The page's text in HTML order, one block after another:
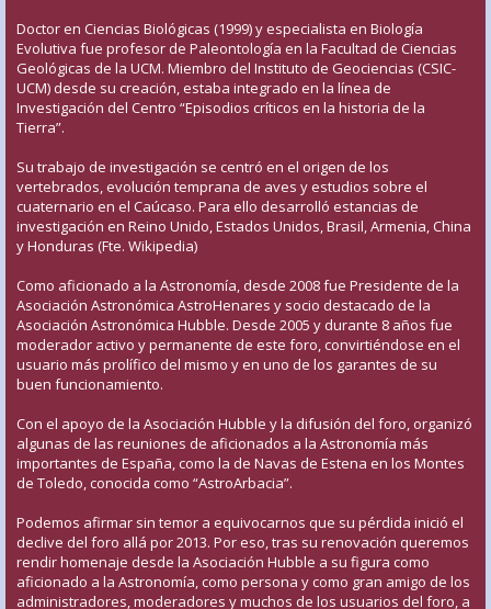
Doctor en Ciencias Biológicas (1999) y especialista en Biología
Evolutiva fue profesor de Paleontología en la Facultad de Ciencias
Geológicas de la UCM. Miembro del Instituto de Geociencias (CSIC-
UCM) desde su creación, estaba integrado en la línea de
Investigación del Centro “Episodios críticos en la historia de la
Tierra”.
Su trabajo de investigación se centró en el origen de los
vertebrados, evolución temprana de aves y estudios sobre el
cuaternario en el Caúcaso. Para ello desarrolló estancias de
investigación en Reino Unido, Estados Unidos, Brasil, Armenia, China
y Honduras (Fte. Wikipedia)
Como aficionado a la Astronomía, desde 2008 fue Presidente de la
Asociación Astronómica AstroHenares y socio destacado de la
Asociación Astronómica Hubble. Desde 2005 y durante 8 años fue
moderador activo y permanente de este foro, convirtiéndose en el
usuario más prolífico del mismo y en uno de los garantes de su
buen funcionamiento.
Con el apoyo de la Asociación Hubble y la difusión del foro, organizó
algunas de las reuniones de aficionados a la Astronomía más
importantes de España, como la de Navas de Estena en los Montes
de Toledo, conocida como “AstroArbacia”.
Podemos afirmar sin temor a equivocarnos que su pérdida inició el
declive del foro allá por 2013. Por eso, tras su renovación queremos
rendir homenaje desde la Asociación Hubble a su figura como
aficionado a la Astronomía, como persona y como gran amigo de los
administradores, moderadores y muchos de los usuarios del foro, a